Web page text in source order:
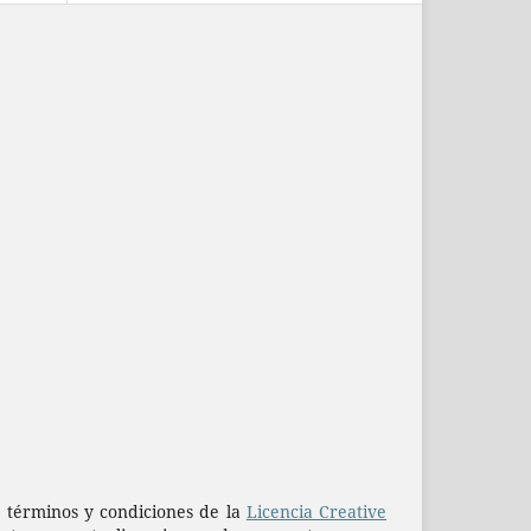
y condiciones de la Licencia Creative